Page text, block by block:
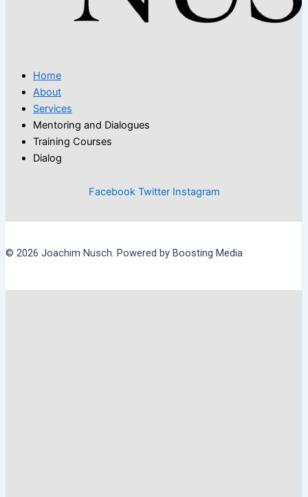
Home
About
Services
Mentoring and Dialogues
Training Courses
Dialog
Facebook Twitter Instagram
© 2026 Joachim Nusch. Powered by Boosting Media